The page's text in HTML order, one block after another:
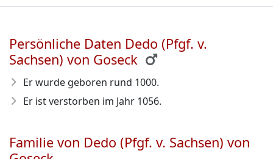
Persönliche Daten Dedo (Pfgf. v.
Sachsen) von Goseck
Er wurde geboren rund 1000.
Er ist verstorben im Jahr 1056.
Familie von Dedo (Pfgf. v. Sachsen) von